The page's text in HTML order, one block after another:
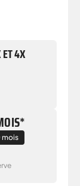
4X
mois